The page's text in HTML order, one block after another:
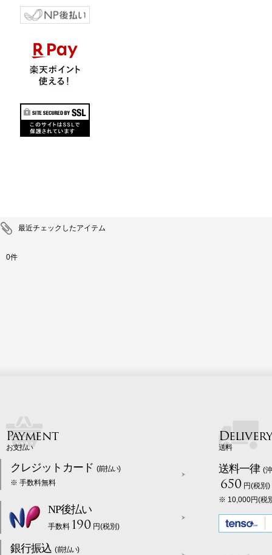
最近チェックしたアイテム
0件
Payment
お支払い
クレジットカード (前払い)
※ 手数料無料
NP後払い
手数料 190 円(税別)
銀行振込 (前払い)
Delivery
送料
送料一律 (
650 円(税別)
※ 10,000円(税